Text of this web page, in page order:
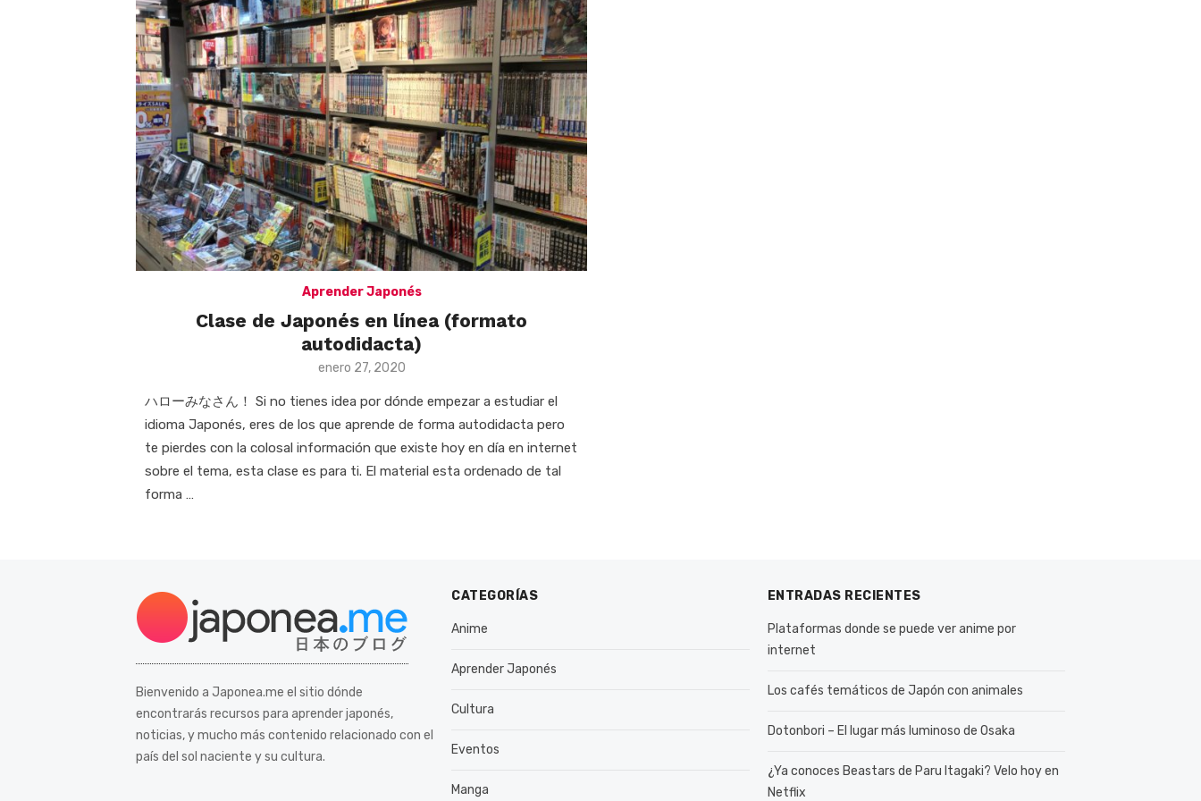
Aprender Japonés
Clase de Japonés en línea (formato
autodidacta)
Posted
enero 27, 2020
ハローみなさん！ Si no tienes idea por dónde empezar a estudiar el
idioma Japonés, eres de los que aprende de forma autodidacta pero
te pierdes con la colosal información que existe hoy en día en internet
sobre el tema, esta clase es para ti. El material esta ordenado de tal
forma …
Bienvenido a Japonea.me el sitio dónde
encontrarás recursos para aprender japonés,
noticias, y mucho más contenido relacionado con el
país del sol naciente y su cultura.
CATEGORÍAS
Anime
Aprender Japonés
Cultura
Eventos
Manga
ENTRADAS RECIENTES
Plataformas donde se puede ver anime por
internet
Los cafés temáticos de Japón con animales
Dotonbori – El lugar más luminoso de Osaka
¿Ya conoces Beastars de Paru Itagaki? Velo hoy en
Netflix